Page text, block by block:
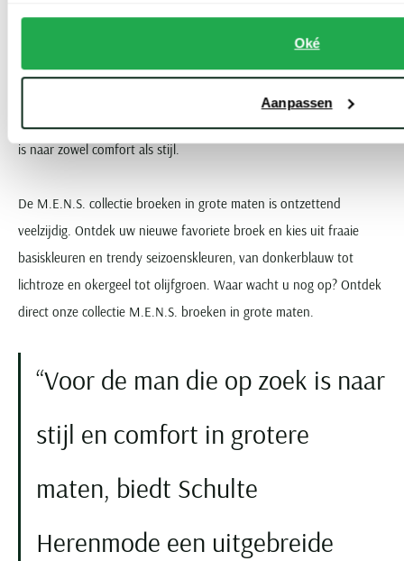
Oké
Aanpassen
collectie bevatten de broeken van het Duitse label de welbekende
elastische tailleband. Dankzij dit unieke ontwerp kan de tailleband
tot 6 centimeter uitrekken voor optimaal comfort. M.E.N.S. geeft
prioriteit aan de best mogelijke pasvorm, waardoor hun broeken,
ook in grote maten, een betrouwbare keuze zijn voor wie op zoek
is naar zowel comfort als stijl.
De M.E.N.S. collectie broeken in grote maten is ontzettend
veelzijdig. Ontdek uw nieuwe favoriete broek en kies uit fraaie
basiskleuren en trendy seizoenskleuren, van donkerblauw tot
lichtroze en okergeel tot olijfgroen. Waar wacht u nog op? Ontdek
direct onze collectie M.E.N.S. broeken in grote maten.
Voor de man die op zoek is naar
stijl en comfort in grotere
maten, biedt Schulte
Herenmode een uitgebreide